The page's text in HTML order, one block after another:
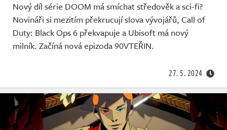
Nový díl série DOOM má smíchat středověk a sci-fi?
Novináři si mezitím překrucují slova vývojářů, Call of
Duty: Black Ops 6 překvapuje a Ubisoft má nový
milník. Začíná nová epizoda 90VTEŘIN.
27. 5. 2024